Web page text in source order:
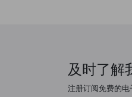
及时了解
注册订阅免费的